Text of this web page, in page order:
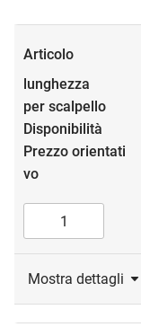
Mostra dettagli